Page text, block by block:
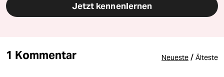
Jetzt kennenlernen
1 Kommentar Neueste / Älteste